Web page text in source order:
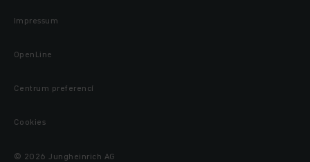
Impressum
OpenLine
Centrum preferencí
Cookies
© 2026 Jungheinrich AG